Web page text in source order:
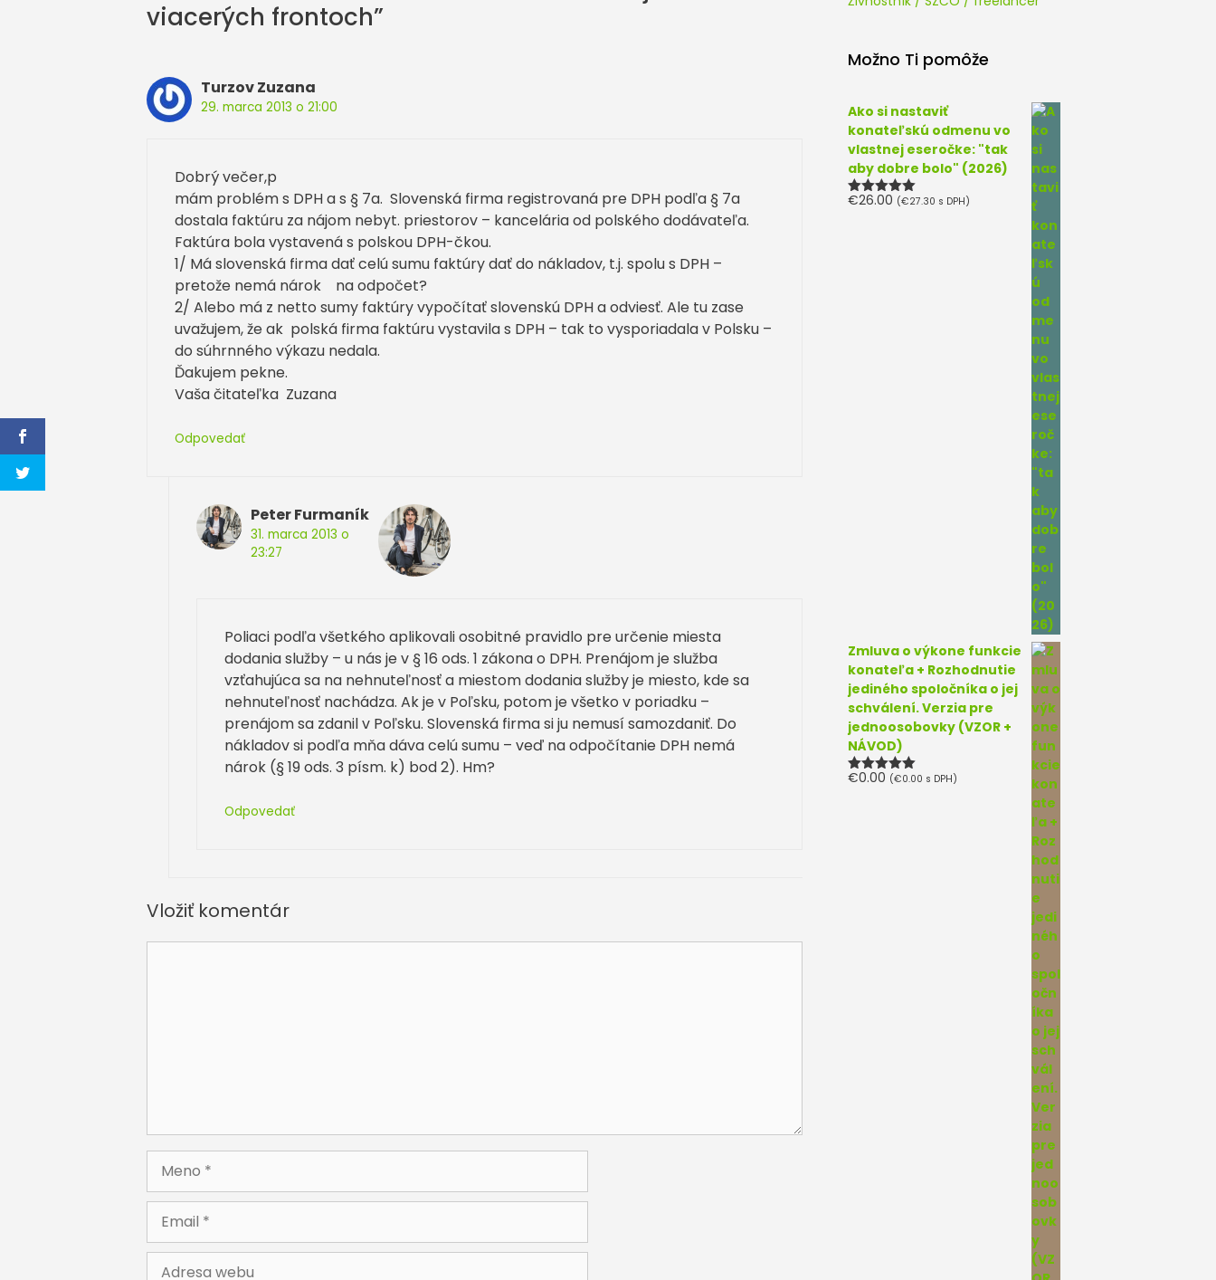
viacerých frontoch”
Turzov Zuzana
29. marca 2013 o 21:00
Dobrý večer,p
mám problém s DPH a s § 7a. Slovenská firma registrovaná pre DPH podľa § 7a
dostala faktúru za nájom nebyt. priestorov – kancelária od polského dodávateľa.
Faktúra bola vystavená s polskou DPH-čkou.
1/ Má slovenská firma dať celú sumu faktúry dať do nákladov, t.j. spolu s DPH –
pretože nemá nárok na odpočet?
2/ Alebo má z netto sumy faktúry vypočítať slovenskú DPH a odviesť. Ale tu zase
uvažujem, že ak polská firma faktúru vystavila s DPH – tak to vysporiadala v Polsku –
do súhrnného výkazu nedala.
Ďakujem pekne.
Vaša čitateľka Zuzana
Odpovedať
Peter Furmaník
31. marca 2013 o
23:27
Poliaci podľa všetkého aplikovali osobitné pravidlo pre určenie miesta
dodania služby – u nás je v § 16 ods. 1 zákona o DPH. Prenájom je služba
vzťahujúca sa na nehnuteľnosť a miestom dodania služby je miesto, kde sa
nehnuteľnosť nachádza. Ak je v Poľsku, potom je všetko v poriadku –
prenájom sa zdanil v Poľsku. Slovenská firma si ju nemusí samozdaniť. Do
nákladov si podľa mňa dáva celú sumu – veď na odpočítanie DPH nemá
nárok (§ 19 ods. 3 písm. k) bod 2). Hm?
Odpovedať
Vložiť komentár
Adresa
Možno Ti pomôže
Ako si nastaviť
konateľskú odmenu vo
vlastnej eseročke: "tak
aby dobre bolo" (2026)
Hodnotenie
€26.00 (€27.30 s DPH)
Zmluva o výkone funkcie
konateľa + Rozhodnutie
jediného spoločníka o jej
schválení. Verzia pre
jednoosobovky (VZOR +
NÁVOD)
Hodnotenie
€0.00 (€0.00 s DPH)